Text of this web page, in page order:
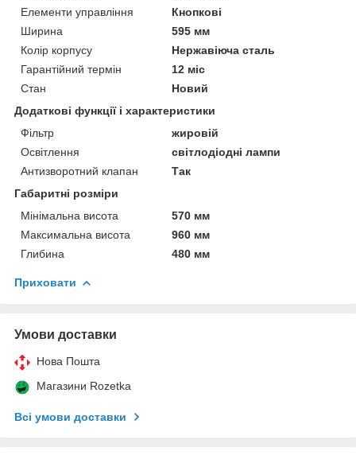
Елементи управління
Кнопкові
Ширина
595 мм
Колір корпусу
Нержавіюча сталь
Гарантійний термін
12 міс
Стан
Новий
Додаткові функції і характеристики
Фільтр
жировій
Освітлення
світлодіодні лампи
Антизворотний клапан
Так
Габаритні розміри
Мінімальна висота
570 мм
Максимальна висота
960 мм
Глибина
480 мм
Приховати
Умови доставки
Нова Пошта
Магазини Rozetka
Всі умови доставки